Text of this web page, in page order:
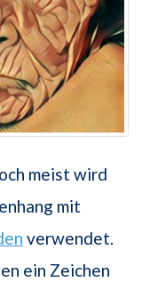
meist wird
mit
verwendet.
ein Zeichen